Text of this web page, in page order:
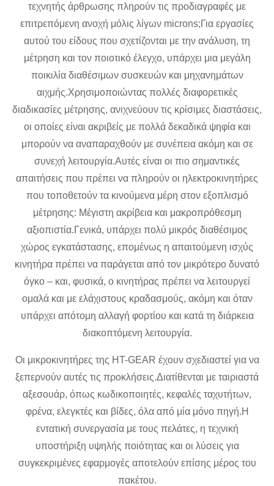
τεχνητής άρθρωσης πληρούν τις προδιαγραφές με
επιτρεπόμενη ανοχή μόλις λίγων microns;Για εργασίες
αυτού του είδους που σχετίζονται με την ανάλυση, τη
μέτρηση και τον ποιοτικό έλεγχο, υπάρχει μια μεγάλη
ποικιλία διαθέσιμων συσκευών και μηχανημάτων
αιχμής.Χρησιμοποιώντας πολλές διαφορετικές
διαδικασίες μέτρησης, ανιχνεύουν τις κρίσιμες διαστάσεις,
οι οποίες είναι ακριβείς με πολλά δεκαδικά ψηφία και
μπορούν να αναπαραχθούν με συνέπεια ακόμη και σε
συνεχή λειτουργία.Αυτές είναι οι πιο σημαντικές
απαιτήσεις που πρέπει να πληρούν οι ηλεκτροκινητήρες
που τοποθετούν τα κινούμενα μέρη στον εξοπλισμό
μέτρησης: Μέγιστη ακρίβεια και μακροπρόθεσμη
αξιοπιστία.Γενικά, υπάρχει πολύ μικρός διαθέσιμος
χώρος εγκατάστασης, επομένως η απαιτούμενη ισχύς
κινητήρα πρέπει να παράγεται από τον μικρότερο δυνατό
όγκο – και, φυσικά, ο κινητήρας πρέπει να λειτουργεί
ομαλά και με ελάχιστους κραδασμούς, ακόμη και όταν
υπάρχει απότομη αλλαγή φορτίου και κατά τη διάρκεια
διακοπτόμενη λειτουργία.
Οι μικροκινητήρες της HT-GEAR έχουν σχεδιαστεί για να
ξεπερνούν αυτές τις προκλήσεις.Διατίθενται με ταιριαστά
αξεσουάρ, όπως κωδικοποιητές, κεφαλές ταχυτήτων,
φρένα, ελεγκτές και βίδες, όλα από μία μόνο πηγή.Η
εντατική συνεργασία με τους πελάτες, η τεχνική
υποστήριξη υψηλής ποιότητας και οι λύσεις για
συγκεκριμένες εφαρμογές αποτελούν επίσης μέρος του
πακέτου.